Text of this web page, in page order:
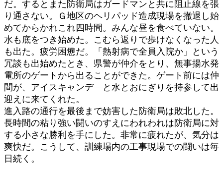
だ。するとまた防衛局はガードマンと共に阻止線を張
り通さない。Ｇ地区のヘリパッド造成現場を撤退し始
めてからかれこれ四時間。みんな昼を食べていない。
水も底をつき始めた。こむら返りで歩けなくなった人
も出た。疲労困憊だ。「熱射病で全員入院か」という
冗談も出始めたとき、県警が仲介をとり、無事揚水発
電所のゲートから出ることができた。ゲート前には仲
間が、アイスキャンデ―と水とおにぎりを持参して出
迎えに来てくれた。
進入路の通行を最後まで妨害した防衛局は敗北した。
長時間の粘り強い闘いのすえにわれわれは防衛局に対
する小さな勝利を手にした。非常に疲れたが、気分は
爽快だ。こうして、訓練場内の工事現場での闘いは毎
日続く。